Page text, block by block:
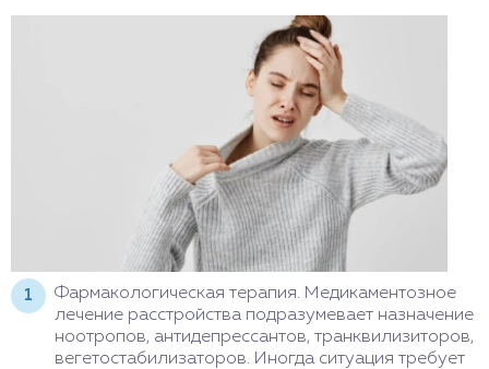
Фармакологическая терапия. Медикаментозное
лечение расстройства подразумевает назначение
ноотропов, антидепрессантов, транквилизиторов,
вегетостабилизаторов. Иногда ситуация требует